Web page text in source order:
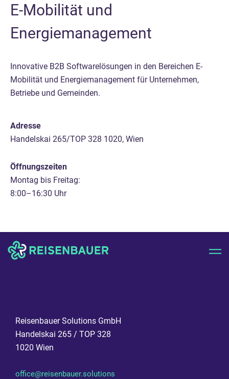
E-Mobilität und
Energiemanagement
Innovative B2B Softwarelösungen in den Bereichen E-
Mobilität und Energiemanagement für Unternehmen,
Betriebe und Gemeinden.
Adresse
Handelskai 265/TOP 328 1020, Wien
Öffnungszeiten
Montag bis Freitag:
8:00–16:30 Uhr
Reisenbauer Solutions GmbH
Handelskai 265 / TOP 328
1020 Wien
office@reisenbauer.solutions